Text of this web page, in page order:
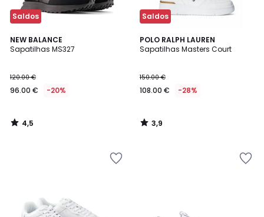
Saldos
NEW BALANCE
Sapatilhas MS327
120.00 €
96.00 € -20%
4,5
/ 5
4,5
/
Saldos
POLO RALPH LAUREN
Sapatilhas Masters Court
150.00 €
108.00 € -28%
3,9
/ 5
3,9
/